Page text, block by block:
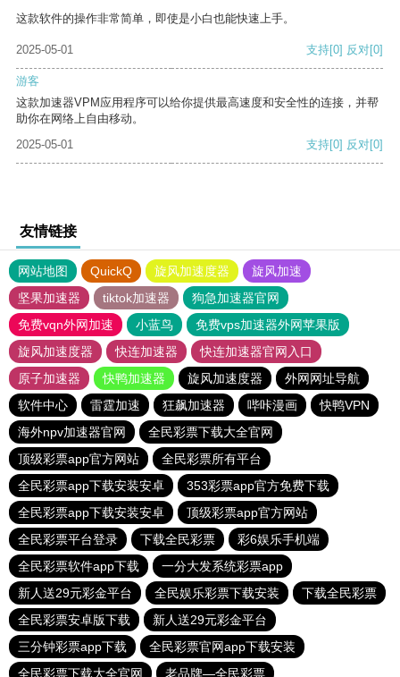
这款软件的操作非常简单，即使是小白也能快速上手。
2025-05-01 支持[0] 反对[0]
游客
这款加速器VPM应用程序可以给你提供最高速度和安全性的连接，并帮
助你在网络上自由移动。
2025-05-01
支持[0] 反对[0]
友情链接
网站地图 QuickQ 旋风加速度器
旋风加速
坚果加速器
tiktok加速器
狗急加速器官网
免费vqn外网加速
小蓝鸟
免费vps加速器外网苹果版
旋风加速度器
快连加速器
快连加速器官网入口
原子加速器
快鸭加速器 旋风加速度器
外网网址导航
软件中心
雷霆加速 狂飙加速器 哔咔漫画
快鸭VPN
海外npv加速器官网
全民彩票下载大全官网
顶级彩票app官方网站
全民彩票所有平台
全民彩票app下载安装安卓
353彩票app官方免费下载
全民彩票app下载安装安卓
顶级彩票app官方网站
全民彩票平台登录
下载全民彩票
彩6娱乐手机端
全民彩票软件app下载
一分大发系统彩票app
新人送29元彩金平台
全民娱乐彩票下载安装
下载全民彩票
全民彩票安卓版下载
新人送29元彩金平台
三分钟彩票app下载
全民彩票官网app下载安装
全民彩票下载大全官网
老品牌—全民彩票